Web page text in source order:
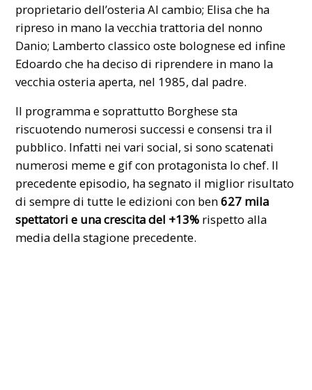
proprietario dell’osteria Al cambio; Elisa che ha
ripreso in mano la vecchia trattoria del nonno
Danio; Lamberto classico oste bolognese ed infine
Edoardo che ha deciso di riprendere in mano la
vecchia osteria aperta, nel 1985, dal padre.
Il programma e soprattutto Borghese sta
riscuotendo numerosi successi e consensi tra il
pubblico. Infatti nei vari social, si sono scatenati
numerosi meme e gif con protagonista lochef. Il
precedente episodio, ha segnato il miglior risultato
di sempre di tutte le edizioni con ben627 mila
spettatori e una crescita del +13% rispetto alla
media della stagione precedente.